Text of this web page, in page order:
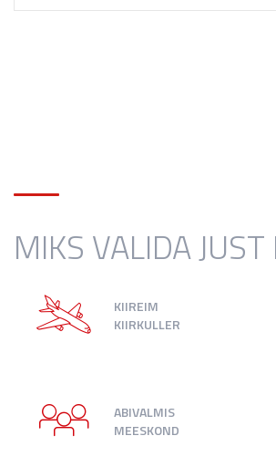
MIKS VALIDA
KIIREIM
KIIRKULLER
ABIVALMIS
MEESKOND